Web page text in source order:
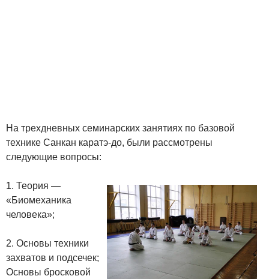
На трехдневных семинарских занятиях по базовой
технике Санкан каратэ-до, были рассмотрены
следующие вопросы:
1. Теория —
«Биомеханика
человека»;
2. Основы техники
захватов и подсечек;
Основы бросковой